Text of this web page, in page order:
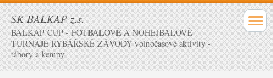
SK BALKAP z.s.
BALKAP CUP - FOTBALOVÉ A NOHEJBALOVÉ
TURNAJE RYBÁŘSKÉ ZÁVODY volnočasové aktivity -
tábory a kempy